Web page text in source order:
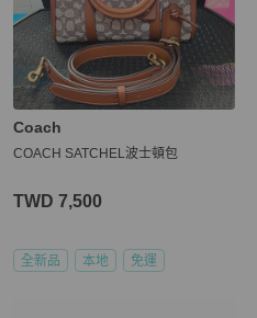
Coach
COACH SATCHEL波士頓包
TWD 7,500
全新品 本地 免運